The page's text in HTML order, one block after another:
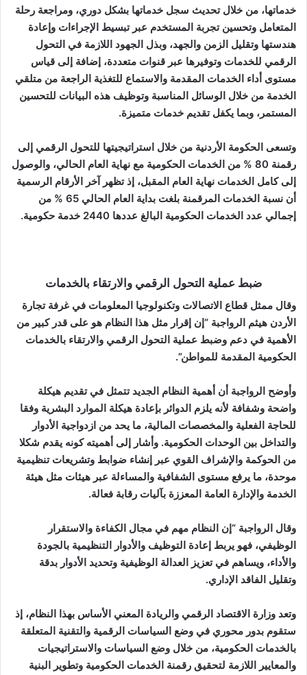
خدماتها، من خلال تحديث سجل خدماتها بشكل دوري، ومراجعة رحلة
المتعامل وتحسين تجربة المستخدم عبر تبسيط الإجراءات وإعادة
هندستها وتقليل الزمن والجهد، وبذل الجهود اللازمة في التحول
الرقمي للخدمات وتوفيرها عبر قنوات متعددة، إضافة إلى قياس
مستوى أداء الخدمات المقدمة والاستماع للتغذية الراجعة من متلقي
الخدمة من خلال الوسائل المناسبة وتوظيف هذه البيانات للتحسين
المستمر، وبما يكفل تقديم خدمات متميزة.
وتسعى الحكومة الأردنية من خلال استراتيجيتها للتحول الرقمي إلى
رقمنة 80 % من الخدمات الحكومية مع نهاية العام الحالي، والوصول
إلى كامل الخدمات نهاية العام المقبل، إذ تظهر آخر الأرقام الرسمية
أن نسبة الخدمات المرقمنة بلغت بداية العام الحالي 65 % من
إجمالي عدد الخدمات الحكومية البالغ عددها 2440 خدمة حكومية.
ضبط عملية التحول الرقمي والارتقاء بالخدمات
وقال ممثل قطاع الاتصالات وتكنولوجيا المعلومات في غرفة تجارة
الأردن هيثم الرواجبة “إن إقرار مثل هذا النظام هو على قدر كبير من
الأهمية في دعم وضبط عملية التحول الرقمي والارتقاء بالخدمات
الحكومية المقدمة للمواطن”.
وأوضح الرواجبة أن أهمية النظام الجديد تتمثل في تقديم هيكلة
واضحة وشفافة لأنه يلزم الدوائر بإعادة هيكلة الموارد البشرية وفقا
للحاجة الفعلية والمخصصات المالية، ما يحد من ازدواجية الأدوار
والتداخل بين الوحدات الحكومية. وأشار إلى أهميته كونه يقدم شكلا
من الحوكمة والإشراف القوي عبر إنشاء ضوابط وتشريعات تنظيمية
موحدة، ما يرفع مستوى الشفافية والمساءلة عبر هيئات مثل هيئة
الخدمة والإدارة العامة المعززة بآليات رقابة فعالة.
وقال الرواجبة “إن النظام مهم في مجال الكفاءة والاستقرار
الوظيفي، فهو يربط إعادة التوظيف والأدوار التنظيمية بالجودة
والأداء، ويساهم في تعزيز العدالة الوظيفية وتحديد الأدوار بدقة
وتقليل الفاقد الإداري.
وتعد وزارة الاقتصاد الرقمي والريادة المعني الأساس بهذا النظام، إذ
ستقوم بدور محوري في وضع السياسات الرقمية والتقنية المتعلقة
بالخدمات الحكومية، من خلال وضع السياسات والاستراتيجيات
والمعايير اللازمة لتحقيق رقمنة الخدمات الحكومية وتطوير البنية